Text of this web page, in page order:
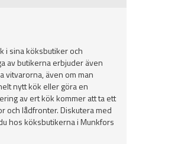
i sina köksbutiker och
av butikerna erbjuder även
vitvarorna, även om man
nytt kök eller göra en
av ert kök kommer att ta ett
och lådfronter. Diskutera med
hos köksbutikerna i Munkfors